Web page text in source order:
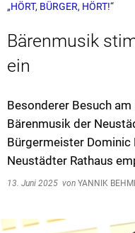
„HÖRT, BÜRGER, HÖRT!“
Bärenmusik
ein
Besonderer Besuch
Bärenmusik der
Bürgermeister
Neustädter Rathaus
13. Juni 2025 von YANNIK